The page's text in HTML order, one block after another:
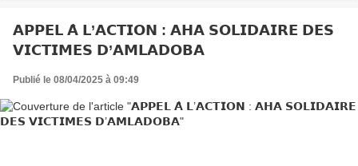
𝗔𝗣𝗣𝗘𝗟 𝗔̀ 𝗟’𝗔𝗖𝗧𝗜𝗢𝗡 : 𝗔𝗛𝗔 𝗦𝗢𝗟𝗜𝗗𝗔𝗜𝗥𝗘 𝗗𝗘𝗦
𝗩𝗜𝗖𝗧𝗜𝗠𝗘𝗦 𝗗’𝗔𝗠𝗟𝗔𝗗𝗢𝗕𝗔
Publié le 08/04/2025 à 09:49